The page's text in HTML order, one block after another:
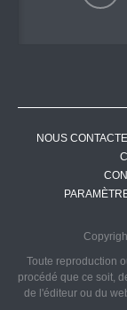
NOUS
Toute reproduction
procédé que ce soit,
de l'éditeur ou du